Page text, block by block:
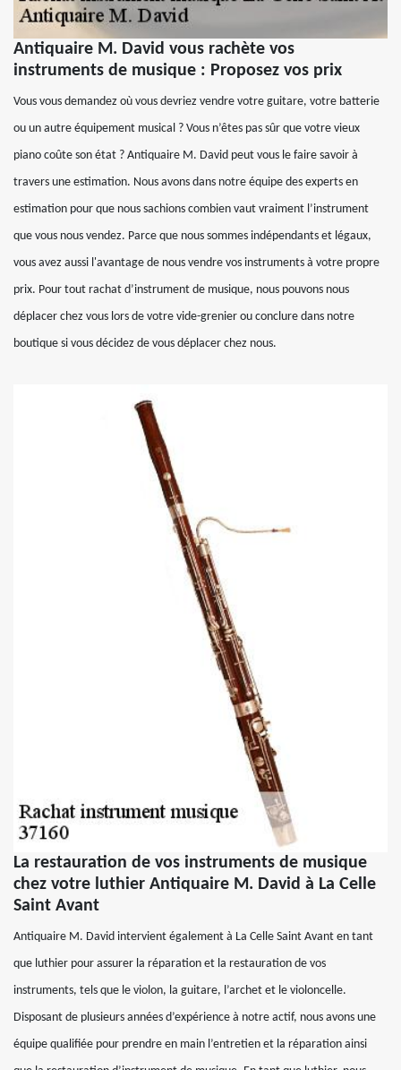
Antiquaire M. David vous rachète vos
instruments de musique : Proposez vos prix
Vous vous demandez où vous devriez vendre votre guitare, votre batterie
ou un autre équipement musical ? Vous n’êtes pas sûr que votre vieux
piano coûte son état ? Antiquaire M. David peut vous le faire savoir à
travers une estimation. Nous avons dans notre équipe des experts en
estimation pour que nous sachions combien vaut vraiment l’instrument
que vous nous vendez. Parce que nous sommes indépendants et légaux,
vous avez aussi l'avantage de nous vendre vos instruments à votre propre
prix. Pour tout rachat d’instrument de musique, nous pouvons nous
déplacer chez vous lors de votre vide-grenier ou conclure dans notre
boutique si vous décidez de vous déplacer chez nous.
La restauration de vos instruments de musique
chez votre luthier Antiquaire M. David à La Celle
Saint Avant
Antiquaire M. David intervient également à La Celle Saint Avant en tant
que luthier pour assurer la réparation et la restauration de vos
instruments, tels que le violon, la guitare, l’archet et le violoncelle.
Disposant de plusieurs années d’expérience à notre actif, nous avons une
équipe qualifiée pour prendre en main l’entretien et la réparation ainsi